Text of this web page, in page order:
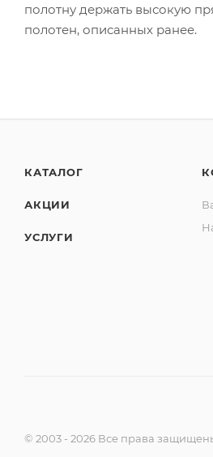
полотну держать высокую
полотен, описанных ранее.
КАТАЛОГ
АКЦИИ
УСЛУГИ
© 2003 - 2026 Все права